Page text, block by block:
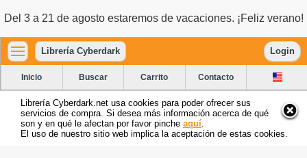
Del 3 a 21 de agosto estaremos de vacaciones. ¡Feliz verano!
Librería Cyberdark Login
Inicio Buscar Carrito Contacto
Librería Cyberdark.net usa cookies para poder ofrecer sus
servicios de compra. Si desea más información acerca de qué
son y en qué le afectan por favor pinche aquí
El uso de nuestro sitio web implica la aceptación de estas cookies.